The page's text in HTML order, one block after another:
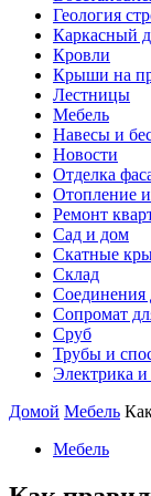
Геология
Каркасный
Кровли
Крыши на
Лестницы
Мебель
Навесы и
Новости
Отделка
Отопление
Ремонт
Сад и дом
Скатные
Склад
Соединения
Сопромат
Сруб
Трубы и
Электрика и
Домой Мебель
Мебель